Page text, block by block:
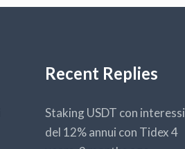
Recent Replies
Staking USDT con interessi
del 12% annui con Tidex4